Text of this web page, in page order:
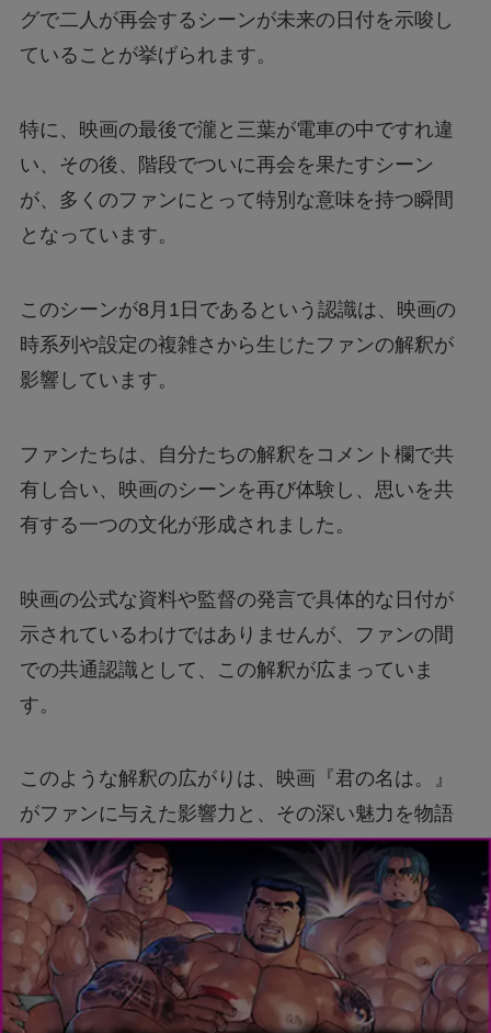
グで二人が再会するシーンが未来の日付を示唆し
ていることが挙げられます。
特に、映画の最後で瀧と三葉が電車の中ですれ違
い、その後、階段でついに再会を果たすシーン
が、多くのファンにとって特別な意味を持つ瞬間
となっています。
このシーンが8月1日であるという認識は、映画の
時系列や設定の複雑さから生じたファンの解釈が
影響しています。
ファンたちは、自分たちの解釈をコメント欄で共
有し合い、映画のシーンを再び体験し、思いを共
有する一つの文化が形成されました。
映画の公式な資料や監督の発言で具体的な日付が
示されているわけではありませんが、ファンの間
での共通認識として、この解釈が広まっていま
す。
このような解釈の広がりは、映画『君の名は。』
がファンに与えた影響力と、その深い魅力を物語
っています。